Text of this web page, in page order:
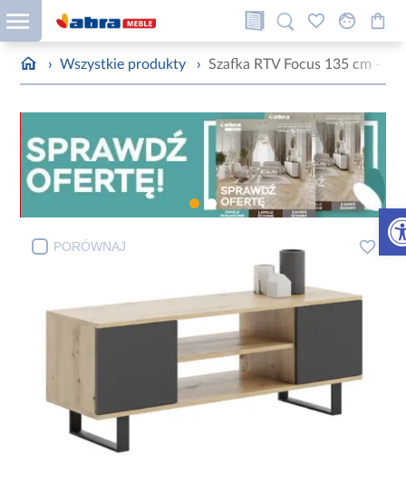
› Wszystkie produkty › Szafka RTV Focus 135 cm -
PORÓWNAJ